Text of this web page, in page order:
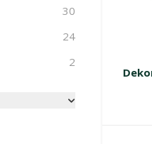
30
24
2